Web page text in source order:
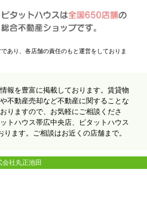
あり、各店舗の責任のもと運営をしておりま
報を豊富に掲載しております。賃貸物
不動産売却など不動産に関することな
りますので、お気軽にご相談くださ
トハウス帯広中央店、ピタットハウス
ます。ご相談はお近くの店舗まで。
会社丸正池田